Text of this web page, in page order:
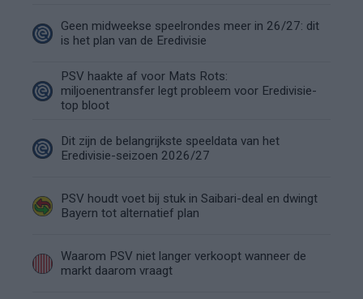
Geen midweekse speelrondes meer in 26/27: dit
is het plan van de Eredivisie
PSV haakte af voor Mats Rots:
miljoenentransfer legt probleem voor Eredivisie-
top bloot
Dit zijn de belangrijkste speeldata van het
Eredivisie-seizoen 2026/27
PSV houdt voet bij stuk in Saibari-deal en dwingt
Bayern tot alternatief plan
Waarom PSV niet langer verkoopt wanneer de
markt daarom vraagt